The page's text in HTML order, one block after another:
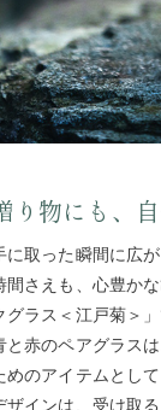
り物にも、
に取った瞬間に広
間さえも、心豊か
グラス＜江戸菊＞」
と赤のペアグラス
めのアイテムとし
ザインは、受け取